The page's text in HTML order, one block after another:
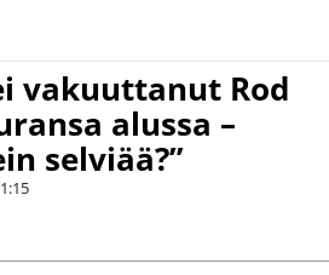
vakuuttanut Rod
alussa –
selviää?”